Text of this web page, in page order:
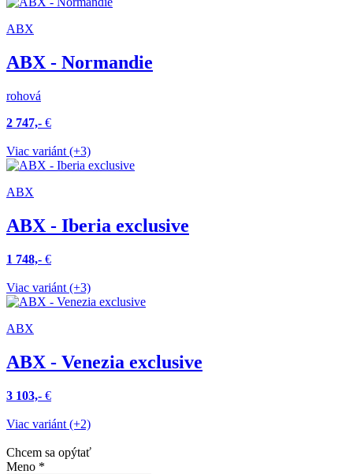
ABX
ABX - Normandie
rohová
2 747,- €
Viac variánt (+3)
ABX
ABX - Iberia exclusive
1 748,- €
Viac variánt (+3)
ABX
ABX - Venezia exclusive
3 103,- €
Viac variánt (+2)
Chcem sa opýtať
Meno *